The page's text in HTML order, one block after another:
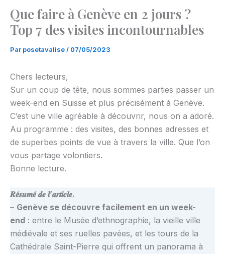
Que faire à Genève en 2 jours ?
Top 7 des visites incontournables
Par posetavalise/ 07/05/2023
Chers lecteurs,
Sur un coup de tête, nous sommes parties passer un
week-end en Suisse et plus précisément à Genève.
C’est une ville agréable à découvrir, nous on a adoré.
Au programme : des visites, des bonnes adresses et
de superbes points de vue à travers la ville. Que l’on
vous partage volontiers.
Bonne lecture.
𝑹𝒆́𝒔𝒖𝒎𝒆́ 𝒅𝒆 𝒍’𝒂𝒓𝒕𝒊𝒄𝒍𝒆.
– Genève se découvre facilement en un week-
end : entre le Musée d’ethnographie, la vieille ville
médiévale et ses ruelles pavées, et les tours de la
Cathédrale Saint-Pierre qui offrent un panorama à